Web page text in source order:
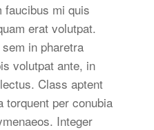
faucibus mi quis
erat volutpat.
in pharetra
volutpat ante, in
Class aptent
per conubia
Integer